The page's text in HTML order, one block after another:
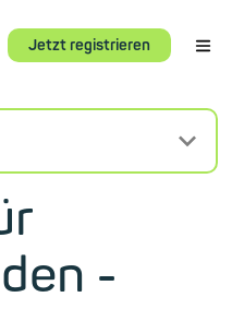
Jetzt registrieren
-